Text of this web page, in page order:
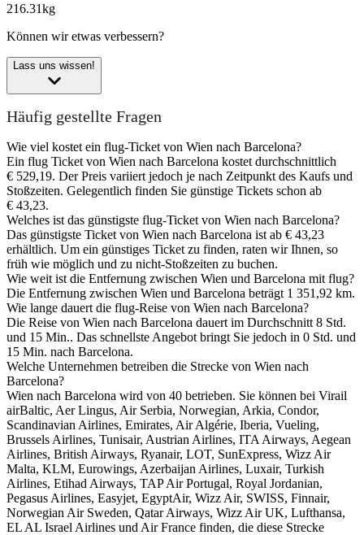
216.31kg
Können wir etwas verbessern?
Lass uns wissen!
Häufig gestellte Fragen
Wie viel kostet ein flug-Ticket von Wien nach Barcelona?
Ein flug Ticket von Wien nach Barcelona kostet durchschnittlich
€ 529,19. Der Preis variiert jedoch je nach Zeitpunkt des Kaufs und
Stoßzeiten. Gelegentlich finden Sie günstige Tickets schon ab
€ 43,23.
Welches ist das günstigste flug-Ticket von Wien nach Barcelona?
Das günstigste Ticket von Wien nach Barcelona ist ab € 43,23
erhältlich. Um ein günstiges Ticket zu finden, raten wir Ihnen, so
früh wie möglich und zu nicht-Stoßzeiten zu buchen.
Wie weit ist die Entfernung zwischen Wien und Barcelona mit flug?
Die Entfernung zwischen Wien und Barcelona beträgt 1 351,92 km.
Wie lange dauert die flug-Reise von Wien nach Barcelona?
Die Reise von Wien nach Barcelona dauert im Durchschnitt 8 Std.
und 15 Min.. Das schnellste Angebot bringt Sie jedoch in 0 Std. und
15 Min. nach Barcelona.
Welche Unternehmen betreiben die Strecke von Wien nach
Barcelona?
Wien nach Barcelona wird von 40 betrieben. Sie können bei Virail
airBaltic, Aer Lingus, Air Serbia, Norwegian, Arkia, Condor,
Scandinavian Airlines, Emirates, Air Algérie, Iberia, Vueling,
Brussels Airlines, Tunisair, Austrian Airlines, ITA Airways, Aegean
Airlines, British Airways, Ryanair, LOT, SunExpress, Wizz Air
Malta, KLM, Eurowings, Azerbaijan Airlines, Luxair, Turkish
Airlines, Etihad Airways, TAP Air Portugal, Royal Jordanian,
Pegasus Airlines, Easyjet, EgyptAir, Wizz Air, SWISS, Finnair,
Norwegian Air Sweden, Qatar Airways, Wizz Air UK, Lufthansa,
EL AL Israel Airlines und Air France finden, die diese Strecke